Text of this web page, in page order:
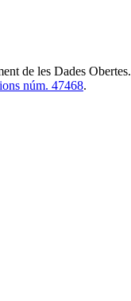
de les Dades Obertes.
núm. 47468.